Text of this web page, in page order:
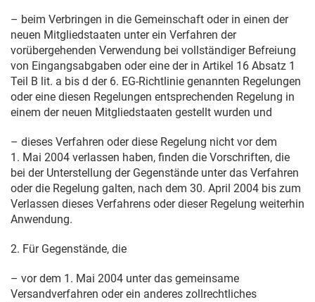
– beim Verbringen in die Gemeinschaft oder in einen der
neuen Mitgliedstaaten unter ein Verfahren der
vorübergehenden Verwendung bei vollständiger Befreiung
von Eingangsabgaben oder eine der in Artikel 16 Absatz 1
Teil B lit. a bis d der 6. EG-Richtlinie genannten Regelungen
oder eine diesen Regelungen entsprechenden Regelung in
einem der neuen Mitgliedstaaten gestellt wurden und
– dieses Verfahren oder diese Regelung nicht vor dem
1. Mai 2004 verlassen haben, finden die Vorschriften, die
bei der Unterstellung der Gegenstände unter das Verfahren
oder die Regelung galten, nach dem 30. April 2004 bis zum
Verlassen dieses Verfahrens oder dieser Regelung weiterhin
Anwendung.
2. Für Gegenstände, die
– vor dem 1. Mai 2004 unter das gemeinsame
Versandverfahren oder ein anderes zollrechtliches